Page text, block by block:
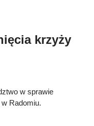
krzyży
w sprawie
Radomiu.